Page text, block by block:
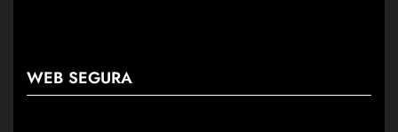
WEB SEGURA